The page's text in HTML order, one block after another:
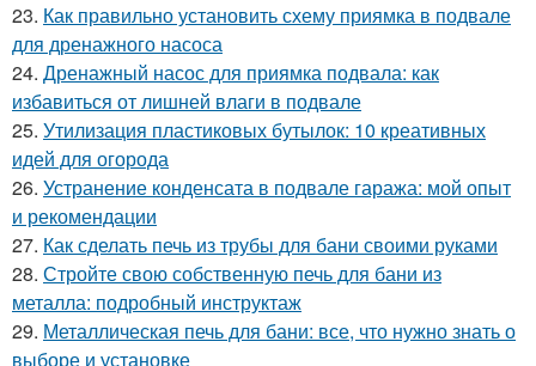
23. Как правильно установить схему приямка в подвале
для дренажного насоса
24. Дренажный насос для приямка подвала: как
избавиться от лишней влаги в подвале
25. Утилизация пластиковых бутылок: 10 креативных
идей для огорода
26. Устранение конденсата в подвале гаража: мой опыт
и рекомендации
27. Как сделать печь из трубы для бани своими руками
28. Стройте свою собственную печь для бани из
металла: подробный инструктаж
29. Металлическая печь для бани: все, что нужно знать о
выборе и установке